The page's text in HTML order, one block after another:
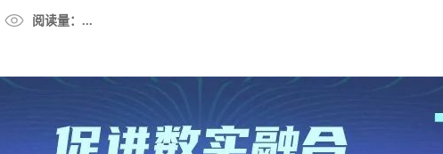
阅读量：...